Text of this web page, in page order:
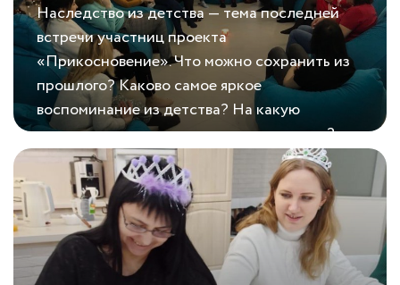
Ресурс из детства
Наследство из детства — тема последней
встречи участниц проекта
«Прикосновение». Что можно сохранить из
прошлого? Каково самое яркое
воспоминание из детства? На какую
детскую сказку похоже наше настоящее?
Участницы искали эмоциональные ресурсы,
которые могут помочь справиться с
сегодняшней ситуацией — настоящей
жизнью....